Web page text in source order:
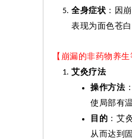
全身症状 ：因
表现为面色苍
【崩漏的非药物养生
艾灸疗法
操作方法
使局部有
目的 ：艾
从而达到